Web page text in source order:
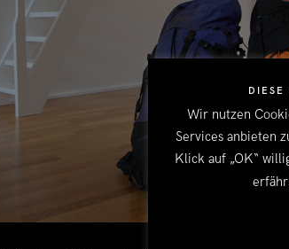
DIESE
Wir nutzen
Services anbieten
Klick auf „OK“